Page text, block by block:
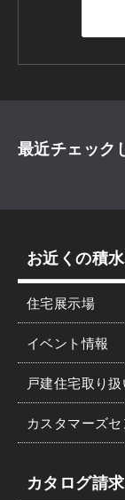
最近チェック
お近くの積
住宅展示場
イベント情報
戸建住宅取り
カスタマーズ
カタログ請